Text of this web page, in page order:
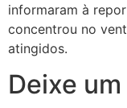
informaram à
concentrou no
atingidos.
Deixe